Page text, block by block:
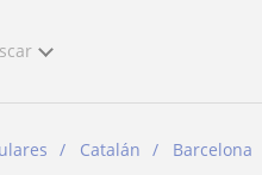
Catalán Barcelona